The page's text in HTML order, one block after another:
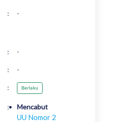
: -
: -
: -
: Berlaku
: Mencabut
UU Nomor 2